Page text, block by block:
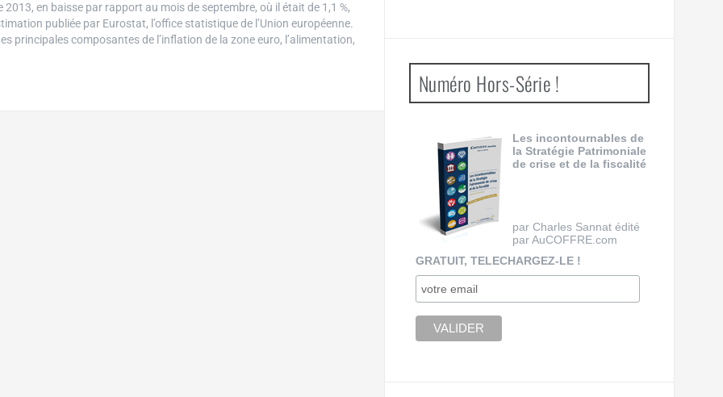
2013, en baisse par rapport au mois de septembre, où il était de 1,1 %,
publiée par Eurostat, l’office statistique de l’Union européenne.
principales composantes de l’inflation de la zone euro, l’alimentation,
Numéro Hors-Série !
Les incontournables de
la Stratégie Patrimoniale
de crise et de la fiscalité
par Charles Sannat édité
par AuCOFFRE.com
GRATUIT, TELECHARGEZ-LE !